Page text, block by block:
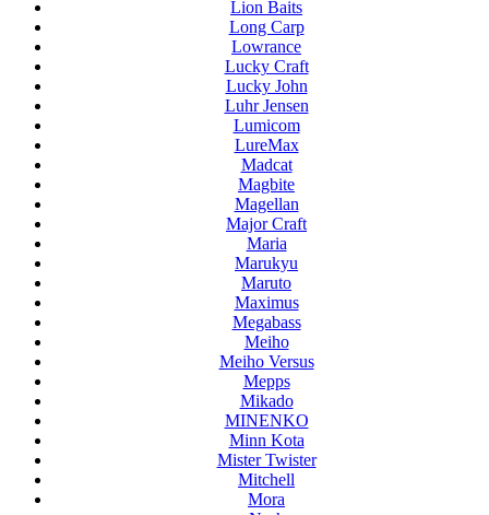
Lion Baits
Long Carp
Lowrance
Lucky Craft
Lucky John
Luhr Jensen
Lumicom
LureMax
Madcat
Magbite
Magellan
Major Craft
Maria
Marukyu
Maruto
Maximus
Megabass
Meiho
Meiho Versus
Mepps
Mikado
MINENKO
Minn Kota
Mister Twister
Mitchell
Mora